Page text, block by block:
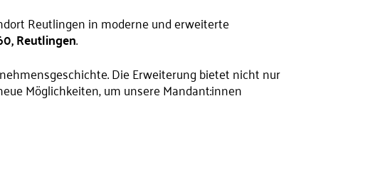
Reutlingen in moderne und erweiterte
Reutlingen.
Die Erweiterung bietet nicht nur
Möglichkeiten, um unsere Mandant:innen